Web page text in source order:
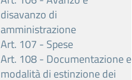
disavanzo di
amministrazione
Art. 107 - Spese
Art. 108 - Documentazione e
modalità di estinzione dei